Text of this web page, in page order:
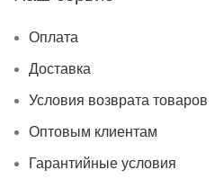
Оплата
Доставка
Условия возврата товаров
Оптовым клиентам
Гарантийные условия